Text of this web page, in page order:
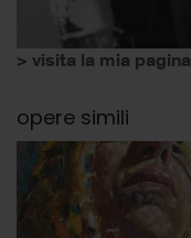
> visita la mia pagina
opere simili